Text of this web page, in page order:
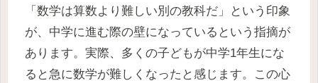
「数学は算数より難しい別の教科だ」という印象
が、中学に進む際の壁になっているという指摘が
あります。実際、多くの子どもが中学1年生にな
ると急に数学が難しくなったと感じます。この心